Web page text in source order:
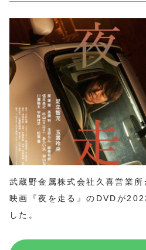
農業プロジェクト
武蔵野金属株式会社久喜営業所
映画『夜を走る』のDVDが
した。